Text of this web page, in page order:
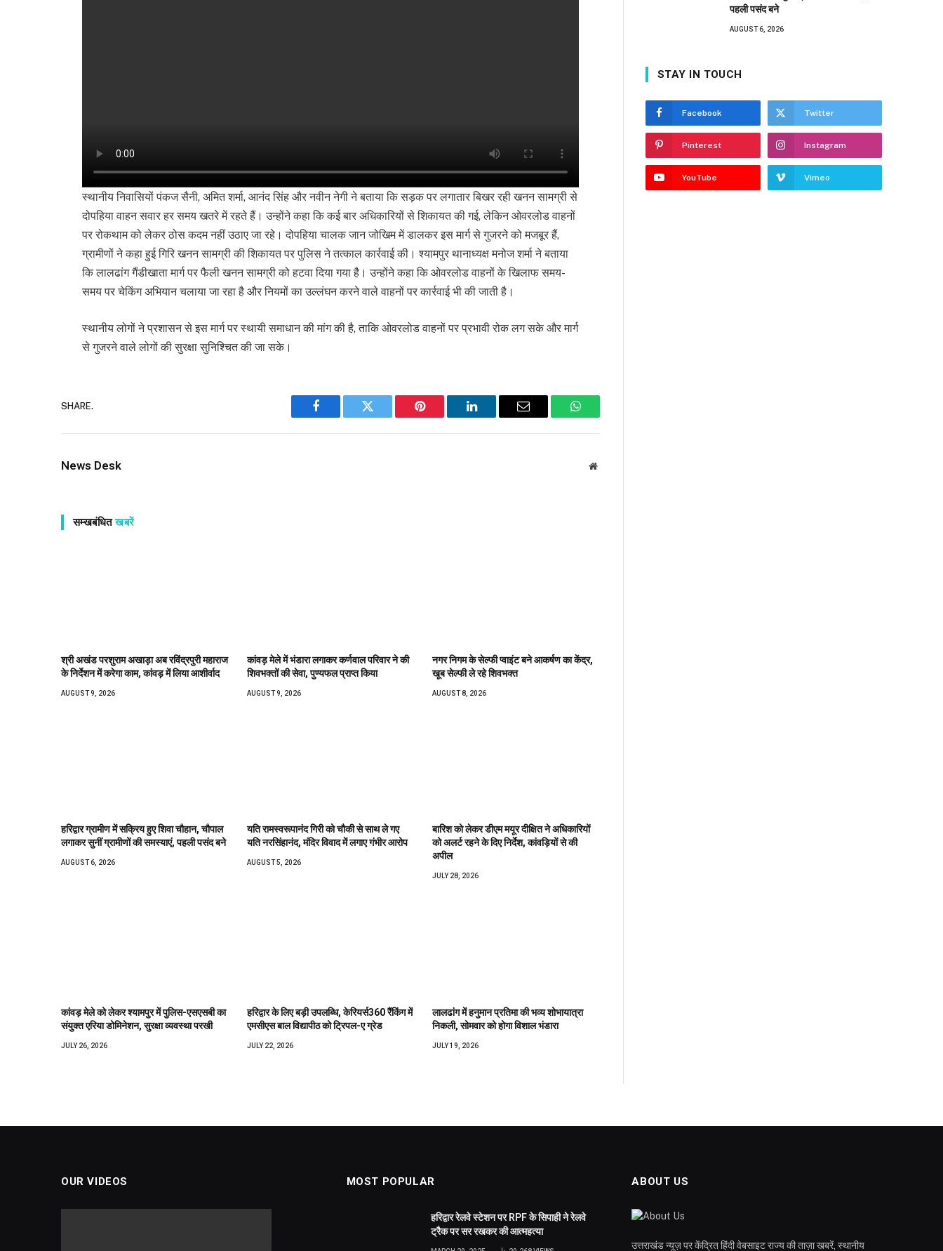
स्थानीय निवासियों पंकज सैनी, अमित शर्मा, आनंद सिंह और नवीन नेगी ने बताया कि सड़क पर लगातार बिखर रही खनन सामग्री से
दोपहिया वाहन सवार हर समय खतरे में रहते हैं। उन्होंने कहा कि कई बार अधिकारियों से शिकायत की गई, लेकिन ओवरलोड वाहनों
पर रोकथाम को लेकर ठोस कदम नहीं उठाए जा रहे। दोपहिया चालक जान जोखिम में डालकर इस मार्ग से गुजरने को मजबूर हैं,
ग्रामीणों ने कहा हुई गिरि खनन सामग्री की शिकायत पर पुलिस ने तत्काल कार्रवाई की। श्यामपुर थानाध्यक्ष मनोज शर्मा ने बताया
कि लालढांग गैंडीखाता मार्ग पर फैली खनन सामग्री को हटवा दिया गया है। उन्होंने कहा कि ओवरलोड वाहनों के खिलाफ समय-
समय पर चेकिंग अभियान चलाया जा रहा है और नियमों का उल्लंघन करने वाले वाहनों पर कार्रवाई भी की जाती है।
स्थानीय लोगों ने प्रशासन से इस मार्ग पर स्थायी समाधान की मांग की है, ताकि ओवरलोड वाहनों पर प्रभावी रोक लग सके और मार्ग
से गुजरने वाले लोगों की सुरक्षा सुनिश्चित की जा सके।
SHARE.
Facebook Twitter Pinterest LinkedIn Email WhatsApp
News Desk Website
सम्खबंधितखबरें
श्री अखंड परशुराम अखाड़ा अब रविंद्रपुरी महाराज
के निर्देशन में करेगा काम, कांवड़ में लिया आशीर्वाद
AUGUST 9, 2026
कांवड़ मेले में भंडारा लगाकर कर्णवाल परिवार ने की
शिवभक्तों की सेवा, पुण्यफल प्राप्त किया
AUGUST 9, 2026
नगर निगम के सेल्फी प्वाइंट बने आकर्षण का केंद्र,
खूब सेल्फी ले रहे शिवभक्त
AUGUST 8, 2026
हरिद्वार ग्रामीण में सक्रिय हुए शिवा चौहान, चौपाल
लगाकर सुनीं ग्रामीणों की समस्याएं, पहली पसंद बने
AUGUST 6, 2026
यति रामस्वरूपानंद गिरी को चौकी से साथ ले गए
यति नरसिंहानंद, मंदिर विवाद में लगाए गंभीर आरोप
AUGUST 5, 2026
बारिश को लेकर डीएम मयूर दीक्षित ने अधिकारियों
को अलर्ट रहने के दिए निर्देश, कांवड़ियों से की
अपील
JULY 28, 2026
कांवड़ मेले को लेकर श्यामपुर में पुलिस-एसएसबी का
संयुक्त एरिया डोमिनेशन, सुरक्षा व्यवस्था परखी
JULY 26, 2026
हरिद्वार के लिए बड़ी उपलब्धि, केरियर्स360 रैंकिंग में
एमसीएस बाल विद्यापीठ को ट्रिपल-ए ग्रेड
JULY 22, 2026
लालढांग में हनुमान प्रतिमा की भव्य शोभायात्रा
निकली, सोमवार को होगा विशाल भंडारा
JULY 19, 2026
पहली पसंद बने
AUGUST 6, 2026
STAY IN TOUCH
Facebook Twitter
Pinterest Instagram
YouTube Vimeo
OUR VIDEOS MOST POPULAR
हरिद्वार रेलवे स्टेशन पर RPF के सिपाही ने रेलवे
ट्रैक पर सर रखकर की आत्महत्या
ABOUT US
उत्तराखंड न्यूज़ पर केंद्रित हिंदी वेबसाइट राज्य की ताज़ा खबरें, स्थानीय